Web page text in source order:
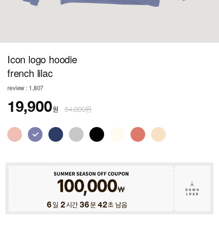
Icon logo hoodie
french lilac
review : 1,807
19,900원 54,000원
6일 2시간 36분 40초 남음